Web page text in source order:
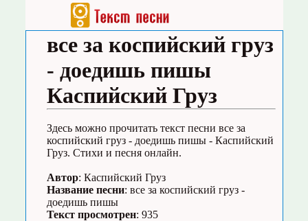
все за коспийский груз
- доедишь пишы
Каспийский Груз
Здесь можно прочитать текст песни все за
коспийский груз - доедишь пишы - Каспийский
Груз. Стихи и песня онлайн.
Автор: Каспийский Груз
Название песни: все за коспийский груз -
доедишь пишы
Текст просмотрен: 935